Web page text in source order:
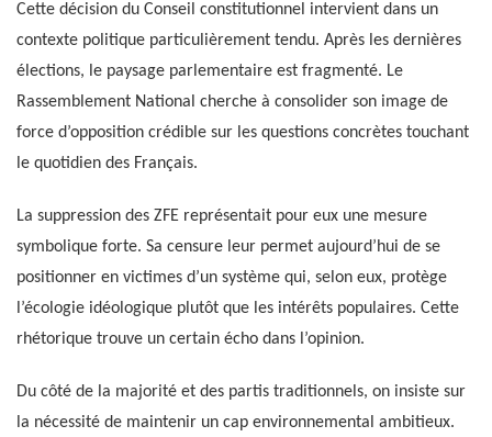
Cette décision du Conseil constitutionnel intervient dans un
contexte politique particulièrement tendu. Après les dernières
élections, le paysage parlementaire est fragmenté. Le
Rassemblement National cherche à consolider son image de
force d’opposition crédible sur les questions concrètes touchant
le quotidien des Français.
La suppression des ZFE représentait pour eux une mesure
symbolique forte. Sa censure leur permet aujourd’hui de se
positionner en victimes d’un système qui, selon eux, protège
l’écologie idéologique plutôt que les intérêts populaires. Cette
rhétorique trouve un certain écho dans l’opinion.
Du côté de la majorité et des partis traditionnels, on insiste sur
la nécessité de maintenir un cap environnemental ambitieux.